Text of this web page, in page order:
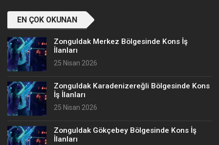
EN ÇOK OKUNAN
Zonguldak Merkez Bölgesinde Kons İş
İlanları
25 Nisan 2026
Zonguldak Karadenizereğli Bölgesinde Kons
İş İlanları
25 Nisan 2026
Zonguldak Gökçebey Bölgesinde Kons İş
İlanları